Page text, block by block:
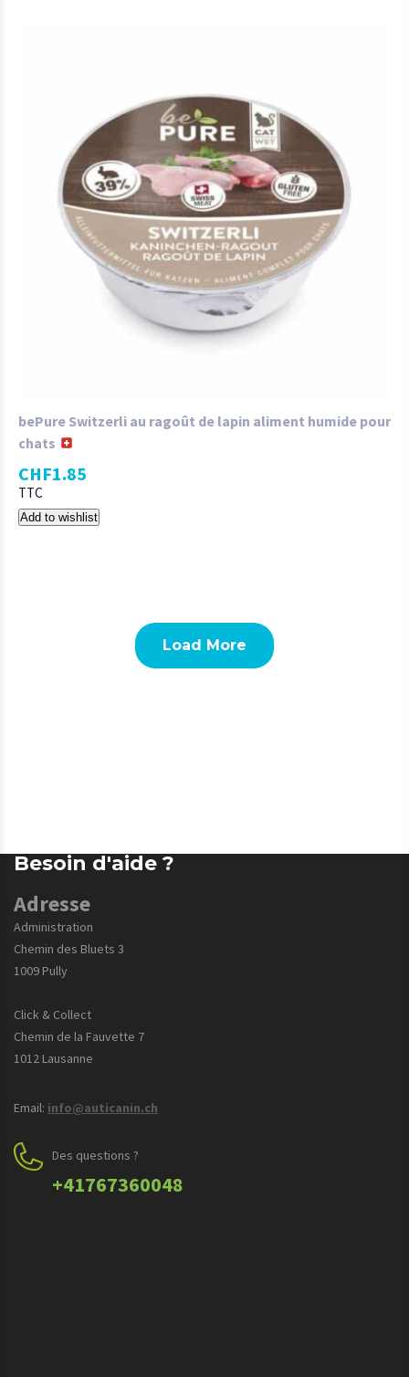
bePure Switzerli au ragoût de lapin aliment humide pour
chats
CHF1.85
TTC
Add to wishlist
Load More
Besoin d'aide ?
Adresse
Administration
Chemin des Bluets 3
1009 Pully
Click & Collect
Chemin de la Fauvette 7
1012 Lausanne
Email: info@auticanin.ch
Des questions ?
+41767360048